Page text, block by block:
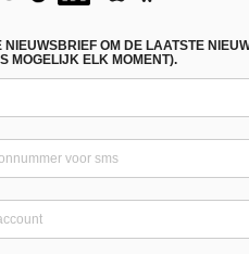
OM DE LAATSTE
MOGELIJK ELK MOMENT).